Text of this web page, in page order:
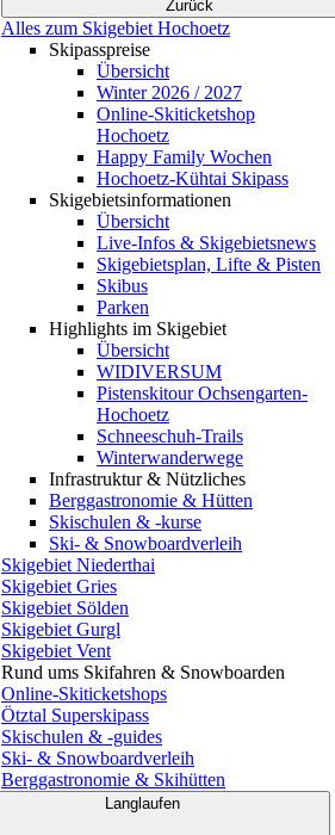
Zurück
Alles zum Skigebiet Hochoetz
Skipasspreise
Übersicht
Winter 2026 / 2027
Online-Skiticketshop
Hochoetz
Happy Family Wochen
Hochoetz-Kühtai Skipass
Skigebietsinformationen
Übersicht
Live-Infos & Skigebietsnews
Skigebietsplan, Lifte & Pisten
Skibus
Parken
Highlights im Skigebiet
Übersicht
WIDIVERSUM
Pistenskitour Ochsengarten-
Hochoetz
Schneeschuh-Trails
Winterwanderwege
Infrastruktur & Nützliches
Berggastronomie & Hütten
Skischulen & -kurse
Ski- & Snowboardverleih
Skigebiet Niederthai
Skigebiet Gries
Skigebiet Sölden
Skigebiet Gurgl
Skigebiet Vent
Rund ums Skifahren & Snowboarden
Online-Skiticketshops
Ötztal Superskipass
Skischulen & -guides
Ski- & Snowboardverleih
Berggastronomie & Skihütten
Langlaufen